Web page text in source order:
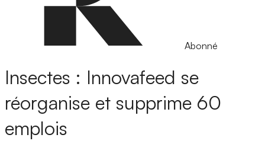
Abonné
Insectes : Innovafeed se
réorganise et supprime 60
emplois